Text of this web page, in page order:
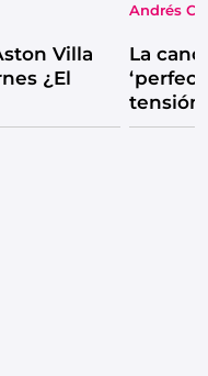
Villa
¿El
Andrés
La
tensión
catarsis